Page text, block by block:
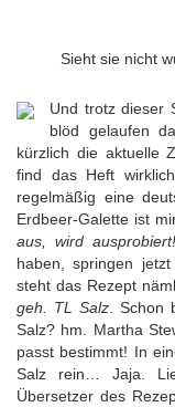
Sieht sie nicht
Und trotz dieser
blöd gelaufen
kürzlich die aktuelle
find das Heft
regelmäßig eine
Erdbeer-Galette ist
aus, wird ausprobiert!
haben, springen
steht das Rezept
geh. TL Salz. Schon
Salz? hm. Martha
passt bestimmt! In
Salz rein… Jaja.
Übersetzer des